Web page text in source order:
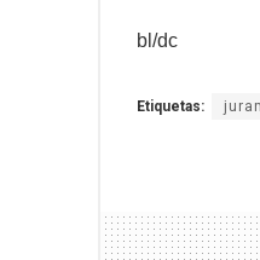
bl/dc
Etiquetas: